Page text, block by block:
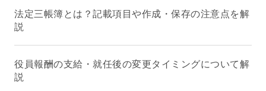
法定三帳簿とは？記載項目や作成・保存の注意点を解
説
役員報酬の支給・就任後の変更タイミングについて解
説